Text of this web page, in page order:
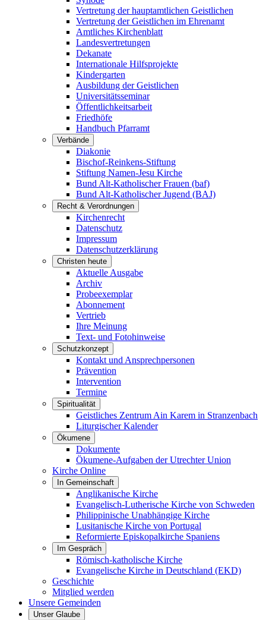
Vertretung der hauptamtlichen Geistlichen
Vertretung der Geistlichen im Ehrenamt
Amtliches Kirchenblatt
Landesvertretungen
Dekanate
Internationale Hilfsprojekte
Kindergarten
Ausbildung der Geistlichen
Universitätsseminar
Öffentlichkeitsarbeit
Friedhöfe
Handbuch Pfarramt
Verbände
Diakonie
Bischof-Reinkens-Stiftung
Stiftung Namen-Jesu Kirche
Bund Alt-Katholischer Frauen (baf)
Bund Alt-Katholischer Jugend (BAJ)
Recht & Verordnungen
Kirchenrecht
Datenschutz
Impressum
Datenschutzerklärung
Christen heute
Aktuelle Ausgabe
Archiv
Probeexemplar
Abonnement
Vertrieb
Ihre Meinung
Text- und Fotohinweise
Schutzkonzept
Kontakt und Ansprechpersonen
Prävention
Intervention
Termine
Spiritualität
Geistliches Zentrum Ain Karem in Stranzenbach
Liturgischer Kalender
Ökumene
Dokumente
Ökumene-Aufgaben der Utrechter Union
Kirche Online
In Gemeinschaft
Anglikanische Kirche
Evangelisch-Lutherische Kirche von Schweden
Philippinische Unabhängige Kirche
Lusitanische Kirche von Portugal
Reformierte Episkopalkirche Spaniens
Im Gespräch
Römisch-katholische Kirche
Evangelische Kirche in Deutschland (EKD)
Geschichte
Mitglied werden
Unsere Gemeinden
Unser Glaube